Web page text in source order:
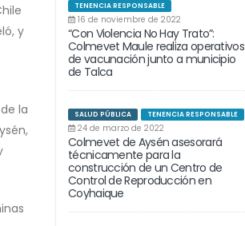
TENENCIA RESPONSABLE
16 de noviembre de 2022
“Con Violencia No Hay Trato”:
Colmevet Maule realiza operativos
de vacunación junto a municipio
de Talca
SALUD PÚBLICA TENENCIA RESPONSABLE
24 de marzo de 2022
Colmevet de Aysén asesorará
técnicamente para la
construcción de un Centro de
Control de Reproducción en
Coyhaique
y
la